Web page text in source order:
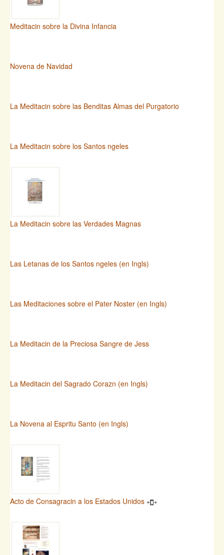
Meditacin sobre la Divina Infancia
Novena de Navidad
La Meditacin sobre las Benditas Almas del Purgatorio
La Meditacin sobre los Santos ngeles
La Meditacin sobre las Verdades Magnas
Las Letanas de los Santos ngeles (en Ingls)
Las Meditaciones sobre el Pater Noster (en Ingls)
La Meditacin de la Preciosa Sangre de Jess
La Meditacin del Sagrado Corazn (en Ingls)
La Novena al Espritu Santo (en Ingls)
Acto de Consagracin a los Estados Unidos